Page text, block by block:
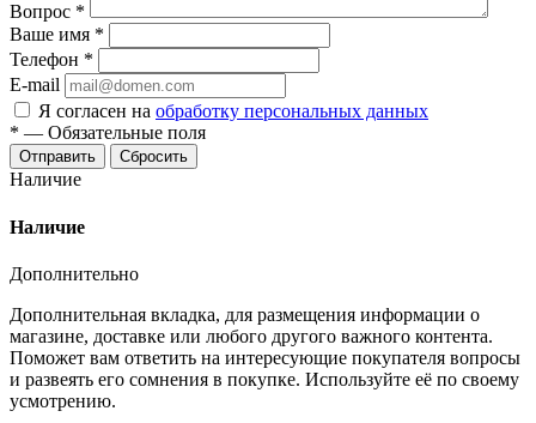
Вопрос *
Ваше имя *
Телефон *
E-mail
Я согласен на обработку персональных данных
* — Обязательные поля
Отправить Сбросить
Наличие
Наличие
Дополнительно
Дополнительная вкладка, для размещения информации о
магазине, доставке или любого другого важного контента.
Поможет вам ответить на интересующие покупателя вопросы
и развеять его сомнения в покупке. Используйте её по своему
усмотрению.